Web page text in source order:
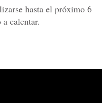
hasta el próximo 6
calentar.